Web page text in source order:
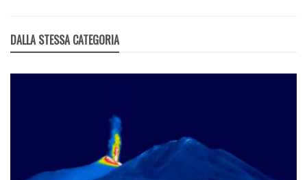
DALLA STESSA CATEGORIA